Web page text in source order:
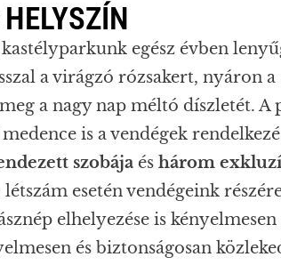
kastélyparkunk egész évben
a virágzó rózsakert, nyáron
a nagy nap méltó díszletét.
is a vendégek
szobája és három
esetén vendégeink
elhelyezése is
és biztonságosan